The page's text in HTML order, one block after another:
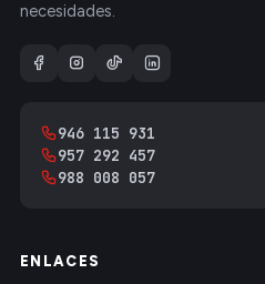
necesidades.
946 115 931
957 292 457
988 008 057
ENLACES